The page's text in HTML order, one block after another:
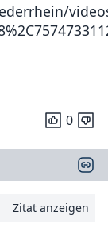
0
Zitat anzeigen